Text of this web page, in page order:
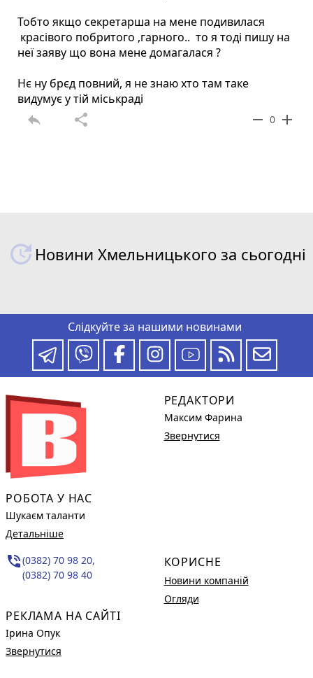
Тобто якщо секретарша на мене подивилася
красівого побритого ,гарного.. то я тоді пишу на
неї заяву що вона мене домагалася ?
Нє ну брєд повний, я не знаю хто там таке
видумує у тій міськраді
reply share remove 0 add
Новини Хмельницького за сьогодні
Слідкуйте за нашими новинами
РОБОТА У НАС
Шукаєм таланти
Детальніше
phone_in_talk(0382) 70 98 20,
(0382) 70 98 40
РЕКЛАМА НА САЙТІ
Ірина Опук
Звернутися
РЕДАКТОРИ
Максим Фарина
Звернутися
КОРИСНЕ
Новини компаній
Огляди